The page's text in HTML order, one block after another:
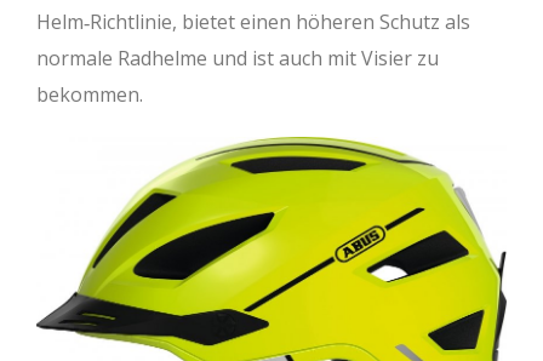
Helm‐Richtlinie, bietet einen höheren Schutz als
normale Radhelme und ist auch mit Visier zu
bekommen.